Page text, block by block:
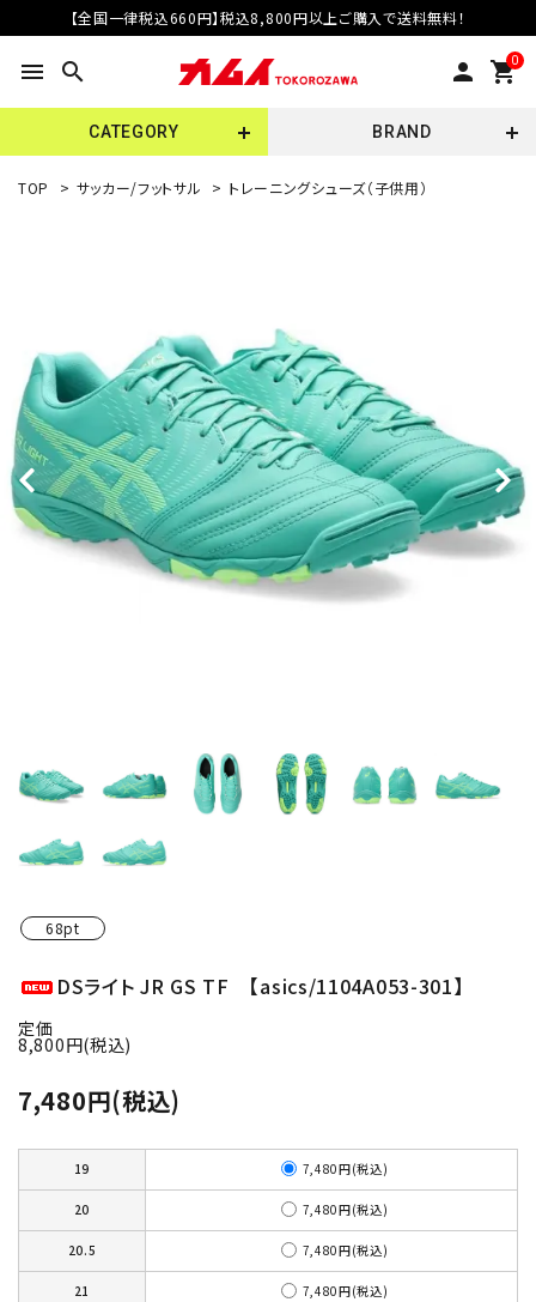
【全国一律税込660円】税込8,800円以上ご購入で送料無料！
menu search person 0
shopping_cart
CATEGORY BRAND
TOP > サッカー/フットサル > トレーニングシューズ（子供用）
68pt
DSライト JR GS TF 【asics/1104A053-301】
定価
8,800円(税込)
7,480円(税込)
19 7,480円(税込)
20 7,480円(税込)
20.5 7,480円(税込)
21 7,480円(税込)